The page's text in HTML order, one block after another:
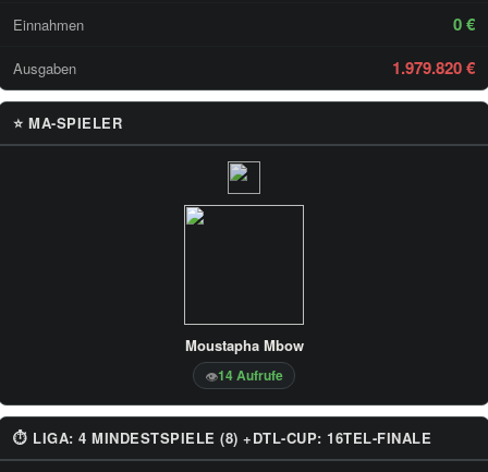
Einnahmen 0 €
Ausgaben 1.979.820 €
⭐ MA-SPIELER
Moustapha Mbow
👁14 Aufrufe
⏱ LIGA: 4 MINDESTSPIELE (8) +DTL-CUP: 16TEL-FINALE